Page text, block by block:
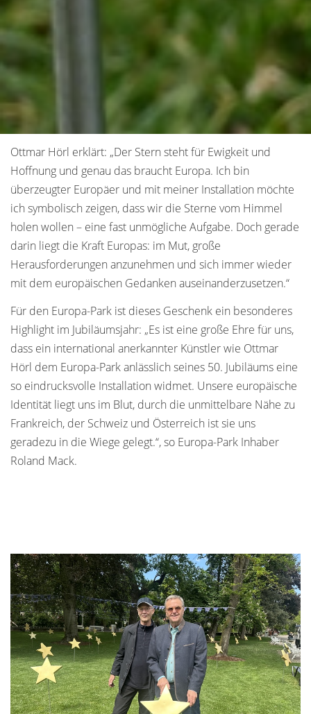
Ottmar Hörl erklärt: „Der Stern steht für Ewigkeit und
Hoffnung und genau das braucht Europa. Ich bin
überzeugter Europäer und mit meiner Installation möchte
ich symbolisch zeigen, dass wir die Sterne vom Himmel
holen wollen – eine fast unmögliche Aufgabe. Doch gerade
darin liegt die Kraft Europas: im Mut, große
Herausforderungen anzunehmen und sich immer wieder
mit dem europäischen Gedanken auseinanderzusetzen.“
Für den Europa-Park ist dieses Geschenk ein besonderes
Highlight im Jubiläumsjahr: „Es ist eine große Ehre für uns,
dass ein international anerkannter Künstler wie Ottmar
Hörl dem Europa-Park anlässlich seines 50. Jubiläums eine
so eindrucksvolle Installation widmet. Unsere europäische
Identität liegt uns im Blut, durch die unmittelbare Nähe zu
Frankreich, der Schweiz und Österreich ist sie uns
geradezu in die Wiege gelegt.“, so Europa-Park Inhaber
Roland Mack.